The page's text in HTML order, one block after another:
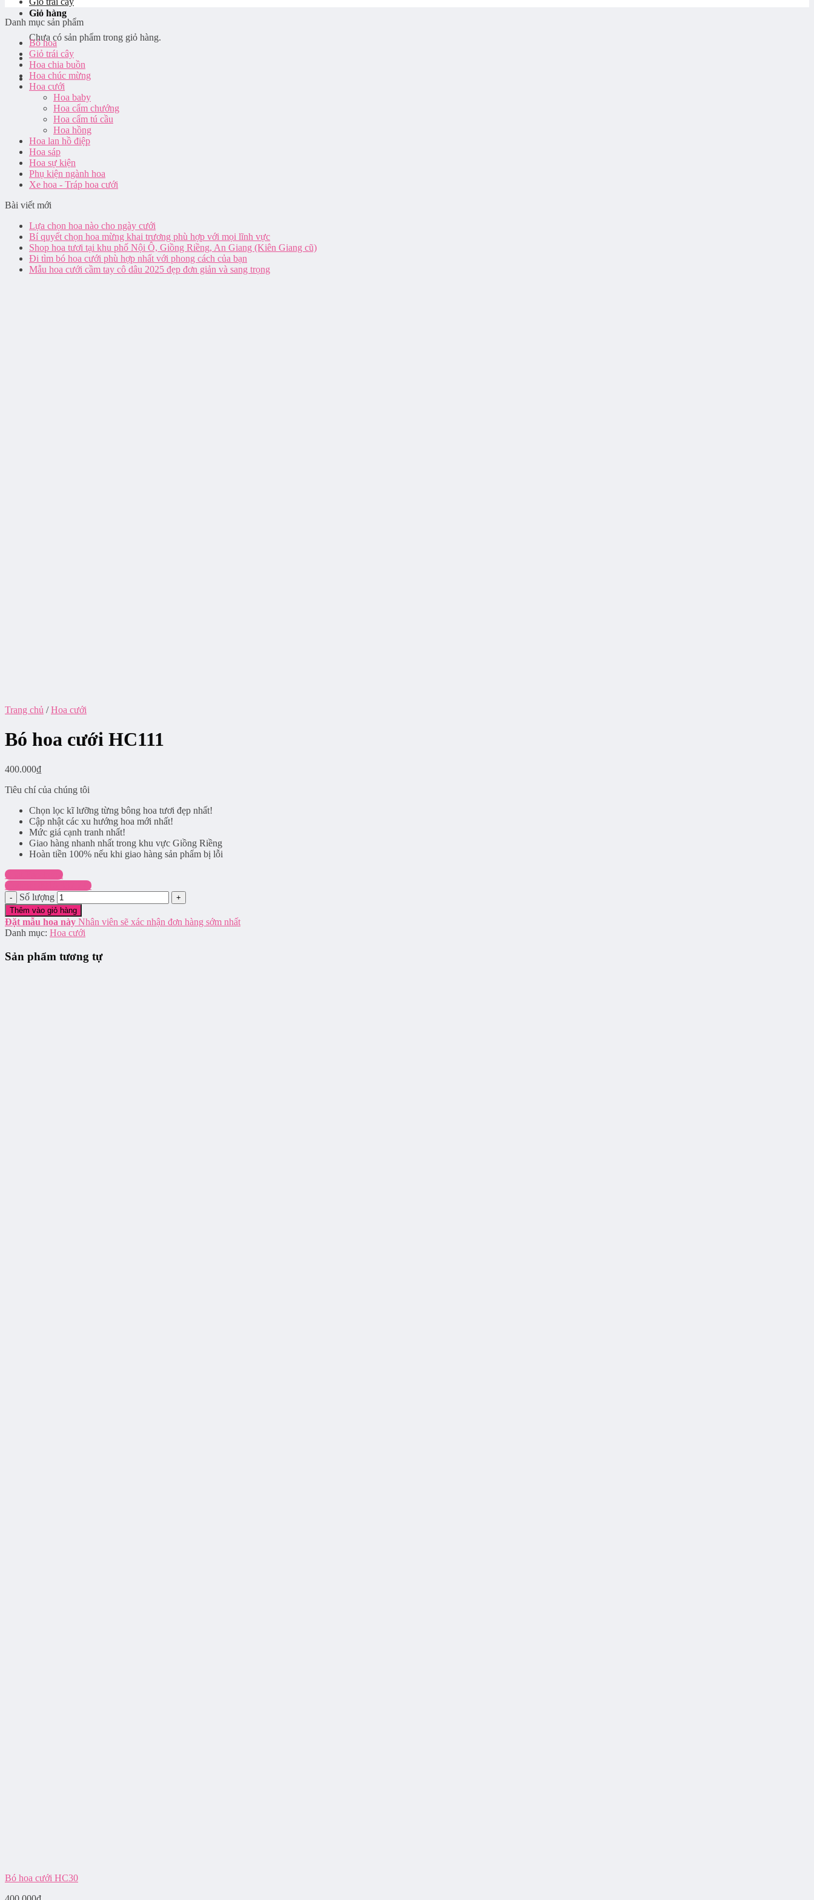
Giỏ hàng
Chưa có sản phẩm trong giỏ hàng.
Danh mục sản phẩm
Bó hoa
Giỏ trái cây
Hoa chia buồn
Hoa chúc mừng
Hoa cưới
Hoa baby
Hoa cẩm chướng
Hoa cẩm tú cầu
Hoa hồng
Hoa lan hồ điệp
Hoa sáp
Hoa sự kiện
Phụ kiện ngành hoa
Xe hoa - Tráp hoa cưới
Bài viết mới
Lựa chọn hoa nào cho ngày cưới
Bí quyết chọn hoa mừng khai trương phù hợp với mọi lĩnh vực
Shop hoa tươi tại khu phố Nội Ô, Giồng Riềng, An Giang (Kiên Giang cũ)
Đi tìm bó hoa cưới phù hợp nhất với phong cách của bạn
Mẫu hoa cưới cầm tay cô dâu 2025 đẹp đơn giản và sang trọng
Trang chủ / Hoa cưới
Bó hoa cưới HC111
400.000₫
Tiêu chí của chúng tôi
Chọn lọc kĩ lưỡng từng bông hoa tươi đẹp nhất!
Cập nhật các xu hướng hoa mới nhất!
Mức giá cạnh tranh nhất!
Giao hàng nhanh nhất trong khu vực Giồng Riềng
Hoàn tiền 100% nếu khi giao hàng sản phẩm bị lỗi
Chat Facebook
Hotline: 0916.337.745
Số lượng
Thêm vào giỏ hàng
Đặt mẫu hoa này Nhân viên sẽ xác nhận đơn hàng sớm nhất
Danh mục: Hoa cưới
Sản phẩm tương tự
Bó hoa cưới HC30